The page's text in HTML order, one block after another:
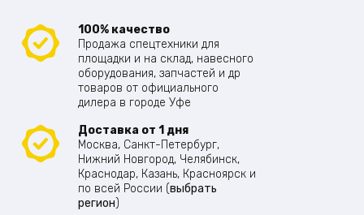
100% качество
Продажа спецтехники для
площадки и на склад, навесного
оборудования, запчастей и др
товаров от официального
дилера в городе Уфе
Доставка от 1 дня
Москва, Санкт-Петербург,
Нижний Новгород, Челябинск,
Краснодар, Казань, Красноярск и
по всей России (выбрать
регион)